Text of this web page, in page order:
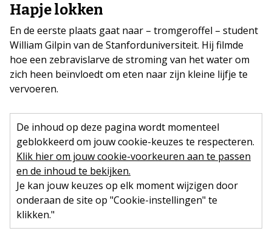
Hapje lokken
En de eerste plaats gaat naar – tromgeroffel – student
William Gilpin van de Stanforduniversiteit. Hij filmde
hoe een zebravislarve de stroming van het water om
zich heen beïnvloedt om eten naar zijn kleine lijfje te
vervoeren.
De inhoud op deze pagina wordt momenteel
geblokkeerd om jouw cookie-keuzes te respecteren.
Klik hier om jouw cookie-voorkeuren aan te passen
en de inhoud te bekijken.
Je kan jouw keuzes op elk moment wijzigen door
onderaan de site op "Cookie-instellingen" te
klikken."